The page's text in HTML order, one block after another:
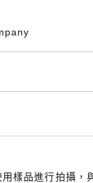
樣品進行拍攝，